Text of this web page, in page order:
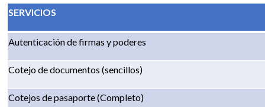
SERVICIOS
Autenticación de firmas y poderes
Cotejo de documentos (sencillos)
Cotejos de pasaporte (Completo)